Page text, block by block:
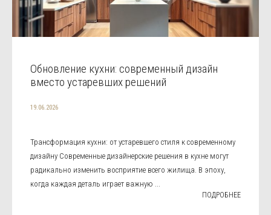
Обновление кухни: современный дизайн
вместо устаревших решений
19.06.2026
Трансформация кухни: от устаревшего стиля к современному
дизайну Современные дизайнерские решения в кухне могут
радикально изменить восприятие всего жилища. В эпоху,
когда каждая деталь играет важную ...
ПОДРОБНЕЕ